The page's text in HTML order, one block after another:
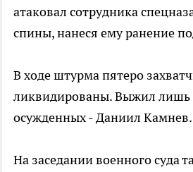
атаковал сотрудника
спины, нанеся ему ранение
В ходе штурма пятеро
ликвидированы. Выжил лишь
осужденных - Даниил Камнев.
На заседании военного суда